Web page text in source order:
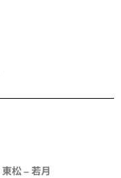
東松–若月